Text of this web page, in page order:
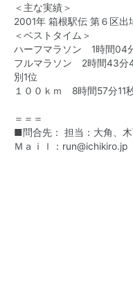
＜主な実績＞
2001年 箱根駅伝 第６区出
＜ベストタイム＞
ハーフマラソン 1時間04
フルマラソン 2時間43分
別1位
１００ｋｍ 8時間57分11
＝＝＝
■問合先： 担当：大角、
Ｍａｉｌ： run@ichikiro.jp